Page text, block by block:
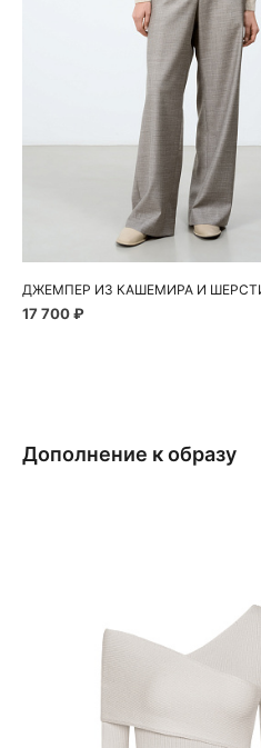
Добавить в корзину
M
17 700 ₽
Дополнение к образу